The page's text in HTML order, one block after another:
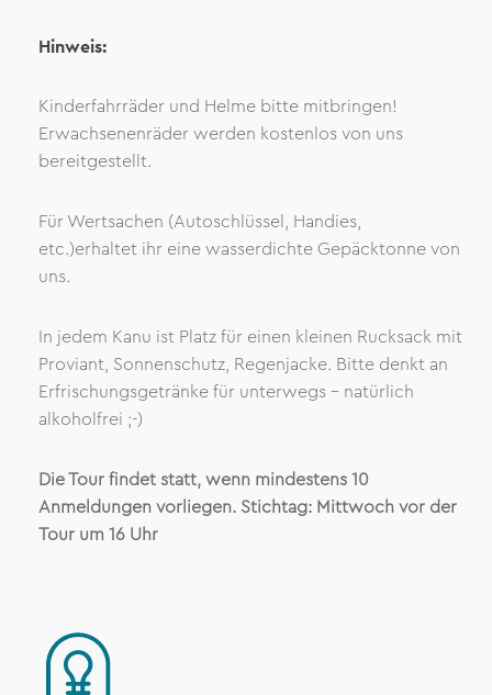
Hinweis:
Kinderfahrräder und Helme bitte mitbringen!
Erwachsenenräder werden kostenlos von uns
bereitgestellt.
Für Wertsachen (Autoschlüssel, Handies,
etc.)erhaltet ihr eine wasserdichte Gepäcktonne von
uns.
In jedem Kanu ist Platz für einen kleinen Rucksack mit
Proviant, Sonnenschutz, Regenjacke. Bitte denkt an
Erfrischungsgetränke für unterwegs - natürlich
alkoholfrei ;-)
Die Tour findet statt, wenn mindestens 10
Anmeldungen vorliegen. Stichtag: Mittwoch vor der
Tour um 16 Uhr